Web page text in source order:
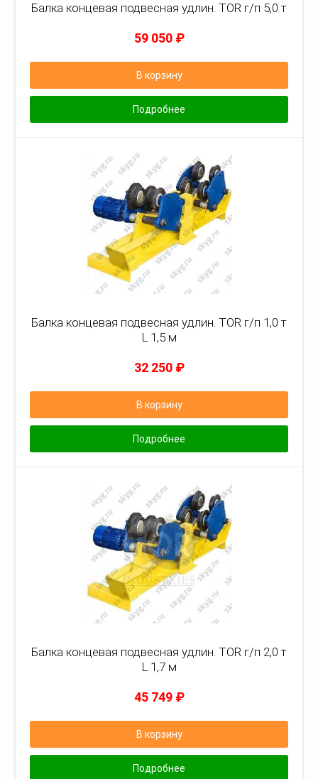
Балка концевая подвесная удлин. TOR г/п 5,0 т
59 050 ₽
В корзину
Подробнее
Балка концевая подвесная удлин. TOR г/п 1,0 т
L 1,5 м
32 250 ₽
В корзину
Подробнее
Балка концевая подвесная удлин. TOR г/п 2,0 т
L 1,7 м
45 749 ₽
В корзину
Подробнее